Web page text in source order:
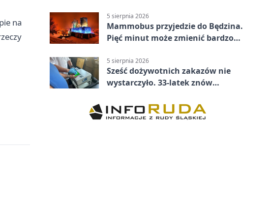
na
5 sierpnia 2026
Mammobus przyjedzie do Będzina.
Pięć minut może zmienić bardzo
5 sierpnia 2026
Sześć dożywotnich zakazów nie
wystarczyło. 33-latek znów